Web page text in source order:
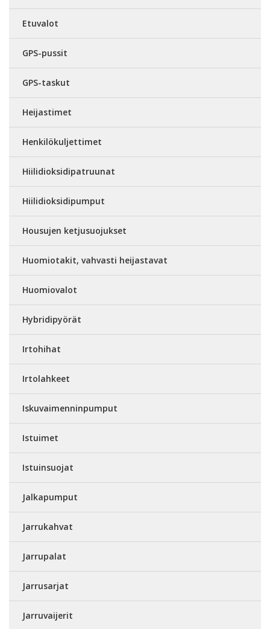
Etuvalot
GPS-pussit
GPS-taskut
Heijastimet
Henkilökuljettimet
Hiilidioksidipatruunat
Hiilidioksidipumput
Housujen ketjusuojukset
Huomiotakit, vahvasti heijastavat
Huomiovalot
Hybridipyörät
Irtohihat
Irtolahkeet
Iskuvaimenninpumput
Istuimet
Istuinsuojat
Jalkapumput
Jarrukahvat
Jarrupalat
Jarrusarjat
Jarruvaijerit